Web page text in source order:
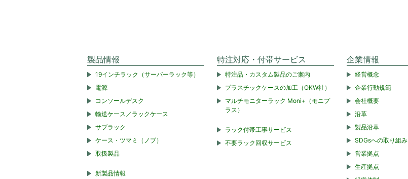
製品情報
19インチラック（サーバーラック等）
電源
コンソールデスク
輸送ケース／ラックケース
サブラック
ケース・ツマミ（ノブ）
取扱製品
新製品情報
特注対応・付帯サービス
特注品・カスタム製品のご案内
プラスチックケースの加工（OKW社）
マルチモニターラック Moni+（モニプ
ラス）
ラック付帯工事サービス
不要ラック回収サービス
企業情報
経営概念
企業行動規範
会社概要
沿革
製品沿革
SDGsへの取り組み
営業拠点
生産拠点